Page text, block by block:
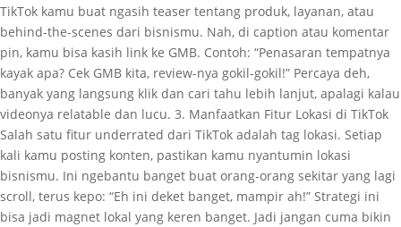
TikTok kamu buat ngasih teaser tentang produk, layanan, atau
behind-the-scenes dari bisnismu. Nah, di caption atau komentar
pin, kamu bisa kasih link ke GMB. Contoh: “Penasaran tempatnya
kayak apa? Cek GMB kita, review-nya gokil-gokil!” Percaya deh,
banyak yang langsung klik dan cari tahu lebih lanjut, apalagi kalau
videonya relatable dan lucu. 3. Manfaatkan Fitur Lokasi di TikTok
Salah satu fitur underrated dari TikTok adalah tag lokasi. Setiap
kali kamu posting konten, pastikan kamu nyantumin lokasi
bisnismu. Ini ngebantu banget buat orang-orang sekitar yang lagi
scroll, terus kepo: “Eh ini deket banget, mampir ah!” Strategi ini
bisa jadi magnet lokal yang keren banget. Jadi jangan cuma bikin